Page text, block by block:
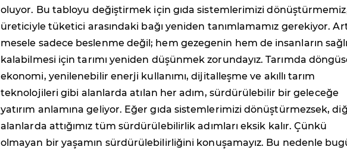
oluyor. Bu tabloyu değiştirmek için gıda sistemlerimizi
üreticiyle tüketici arasındaki bağı yeniden tanımlamamız gerekiyor.
mesele sadece beslenme değil; hem gezegenin hem de insanların
kalabilmesi için tarımı yeniden düşünmek zorundayız. Tarımda
ekonomi, yenilenebilir enerji kullanımı, dijitalleşme ve akıllı tarım
teknolojileri gibi alanlarda atılan her adım, sürdürülebilir bir geleceğe
yatırım anlamına geliyor. Eğer gıda sistemlerimizi dönüştürmezsek,
alanlarda attığımız tüm sürdürülebilirlik adımları eksik kalır. Çünkü
olmayan bir yaşamın sürdürülebilirliğini konuşamayız. Bu nedenle